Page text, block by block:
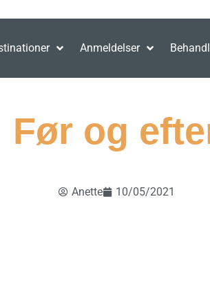
Anmeldelser
Før og
Anette 10/05/2021